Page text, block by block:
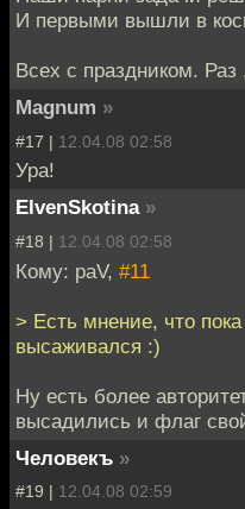
И первыми вышли в
Всех с праздником.
Magnum »
#17 | 12.04.08 02:58
Ура!
ElvenSkotina »
#18 | 12.04.08 02:58
Кому: paV, #11
> Есть мнение, что
высаживался :)
Ну есть более
высадились и флаг
Человекъ »
#19 | 12.04.08 02:59